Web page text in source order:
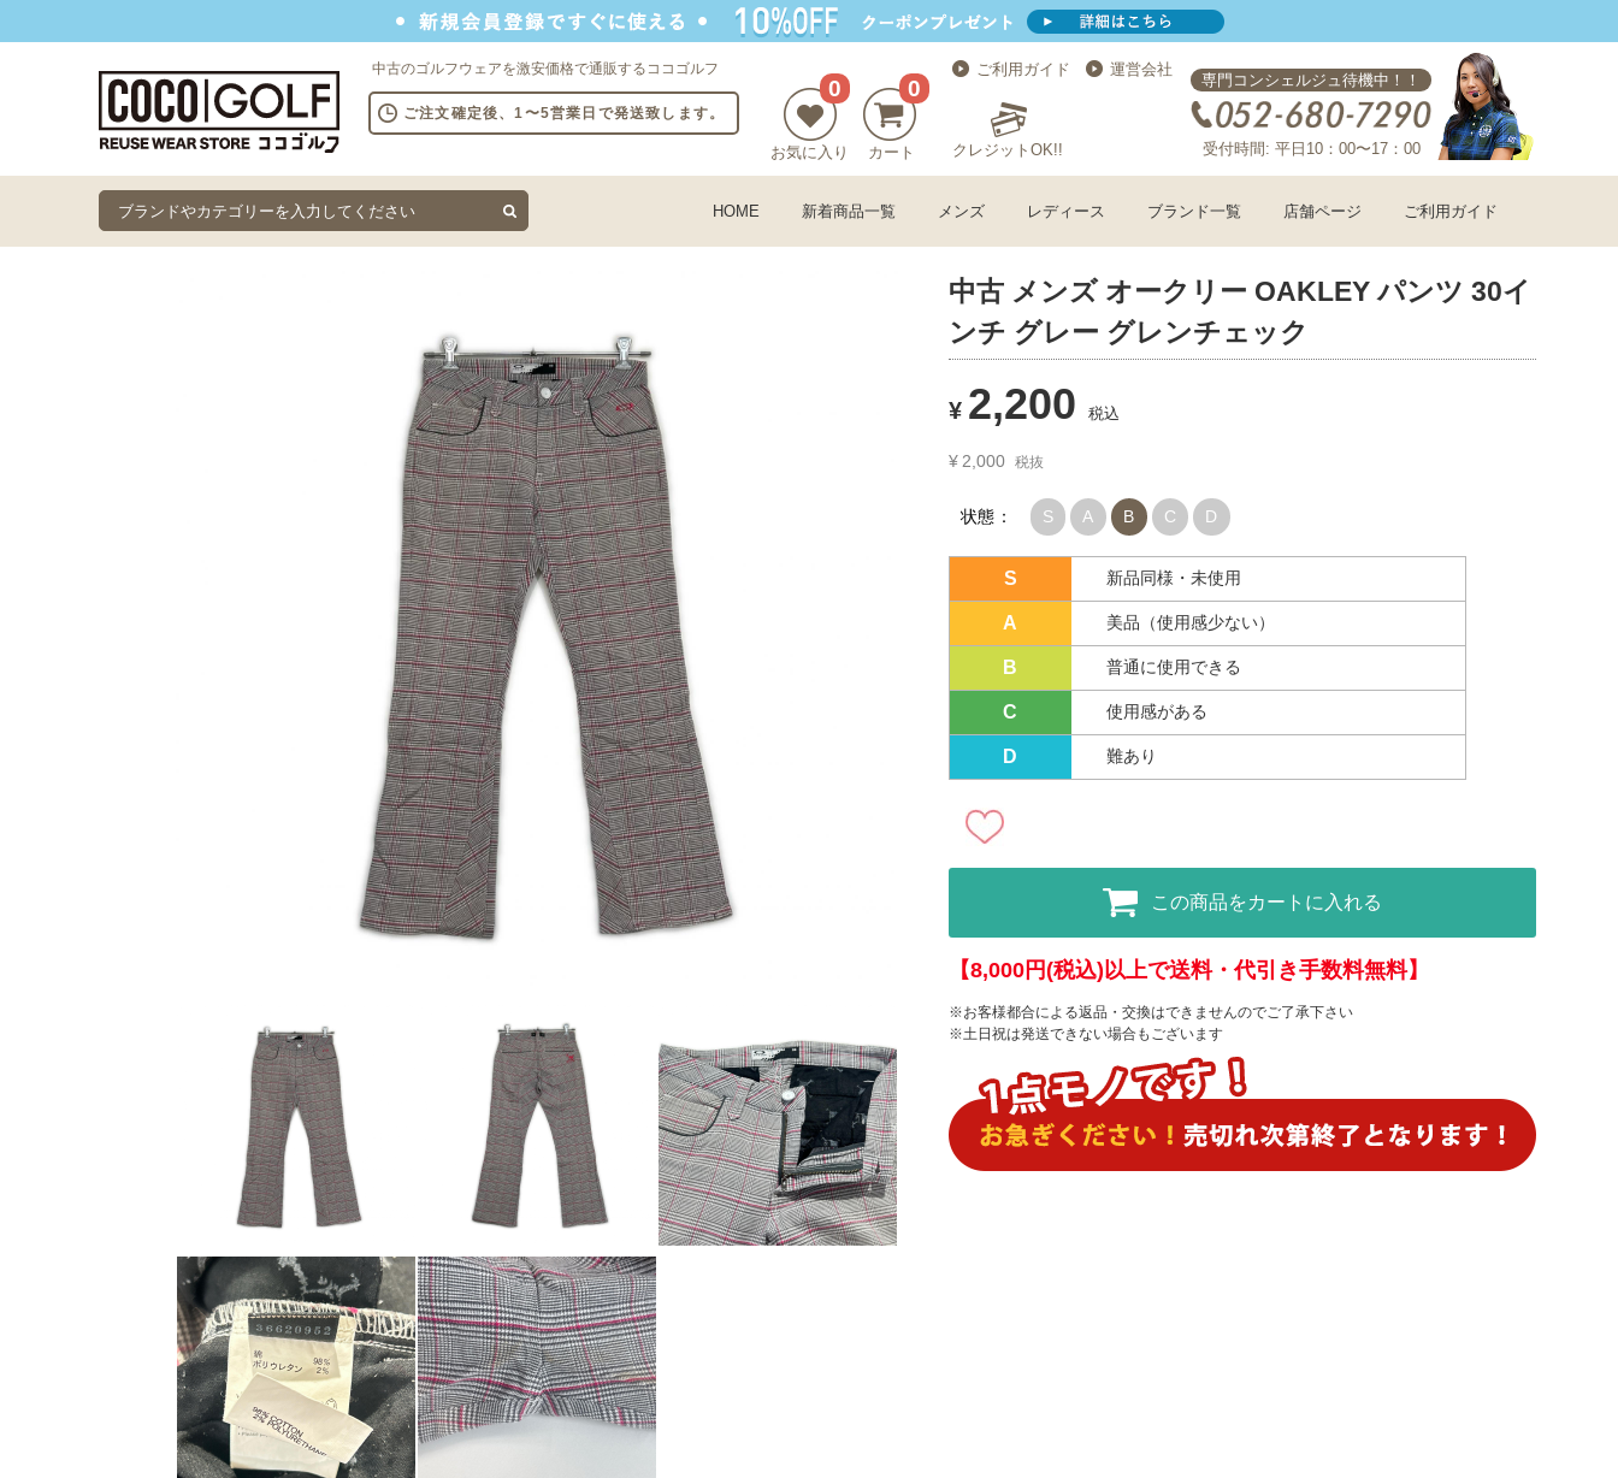
中古のゴルフウェアを激安価格で通販するココゴルフ
ご注文確定後、1〜5営業日で発送致します。
0
お気に入り
0
カート
ご利用ガイド 運営会社
クレジットOK!!
専門コンシェルジュ待機中！！
受付時間: 平日10：00〜17：00
HOME 新着商品一覧 メンズ レディース ブランド一覧 店舗ページ ご利用ガイド
中古 メンズ オークリー OAKLEY パンツ 30イ
ンチ グレー グレンチェック
¥ 2,200 税込
¥ 2,000 税抜
状態： S A B C D
S 新品同様・未使用
A 美品（使用感少ない）
B 普通に使用できる
C 使用感がある
D 難あり
この商品をカートに入れる
【8,000円(税込)以上で送料・代引き手数料無料】
※お客様都合による返品・交換はできませんのでご了承下さい
※土日祝は発送できない場合もございます